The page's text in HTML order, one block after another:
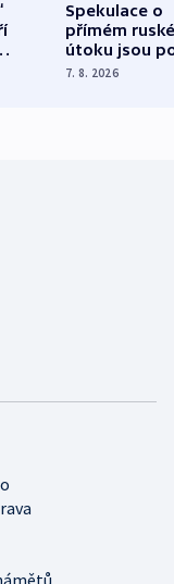
Spekulace o
přímém
útoku jsou
míní
7. 8. 2026